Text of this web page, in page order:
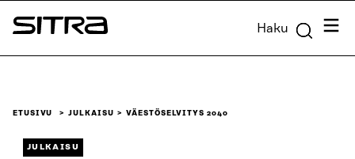
Siirry
suoraan
Sitra Haku
ETUSIVU JULKAISU VÄESTÖSELVITYS 2040
JULKAISU